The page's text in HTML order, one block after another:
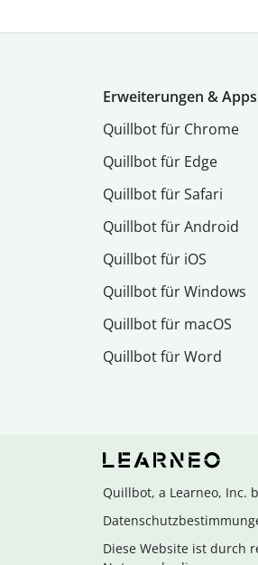
Erweiterungen & Apps
Quillbot für Chrome
Quillbot für Edge
Quillbot für Safari
Quillbot für Android
Quillbot für iOS
Quillbot für Windows
Quillbot für macOS
Quillbot für Word
Quillbot, a Learneo, Inc.
Diese Website ist durch